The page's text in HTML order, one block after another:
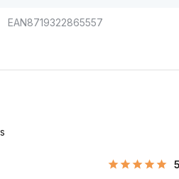
EAN8719322865557
5